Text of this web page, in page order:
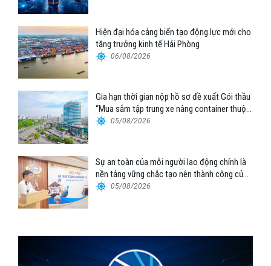
Hiện đại hóa cảng biển tạo động lực mới cho
tăng trưởng kinh tế Hải Phòng
06/08/2026
Gia hạn thời gian nộp hồ sơ đề xuất Gói thầu
“Mua sắm tập trung xe nâng container thuộc
Tổng công ty Hàng hải Việt Nam – CTCP”
05/08/2026
Sự an toàn của mỗi người lao động chính là
nền tảng vững chắc tạo nên thành công của
Cảng Đà Nẵng
05/08/2026